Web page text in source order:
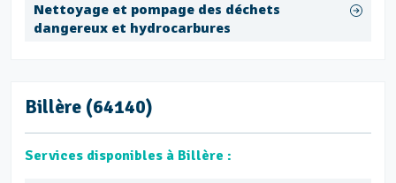
Nettoyage et pompage des déchets
dangereux et hydrocarbures
Billère (64140)
Services disponibles à Billère :